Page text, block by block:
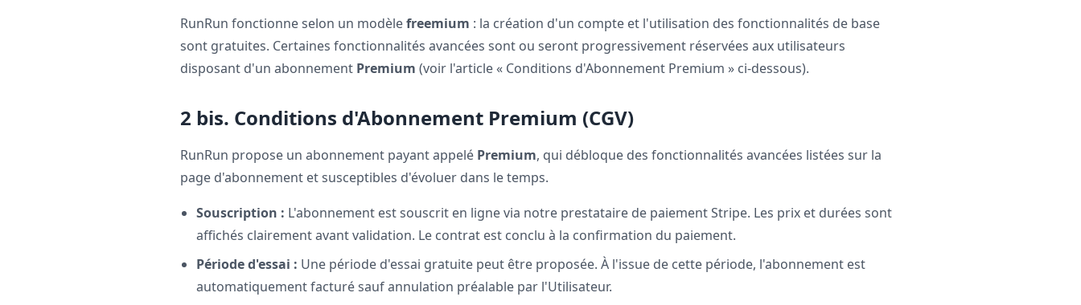
RunRun fonctionne selon un modèlefreemium : la création d'un compte et l'utilisation des fonctionnalités de base
sont gratuites. Certaines fonctionnalités avancées sont ou seront progressivement réservées aux utilisateurs
disposant d'un abonnement Premium (voir l'article « Conditions d'Abonnement Premium » ci-dessous).
2 bis. Conditions d'Abonnement Premium (CGV)
RunRun propose un abonnement payant appelé Premium, qui débloque des fonctionnalités avancées listées sur la
page d'abonnement et susceptibles d'évoluer dans le temps.
Souscription : L'abonnement est souscrit en ligne via notre prestataire de paiement Stripe. Les prix et durées sont
affichés clairement avant validation. Le contrat est conclu à la confirmation du paiement.
Période d'essai : Une période d'essai gratuite peut être proposée. À l'issue de cette période, l'abonnement est
automatiquement facturé sauf annulation préalable par l'Utilisateur.